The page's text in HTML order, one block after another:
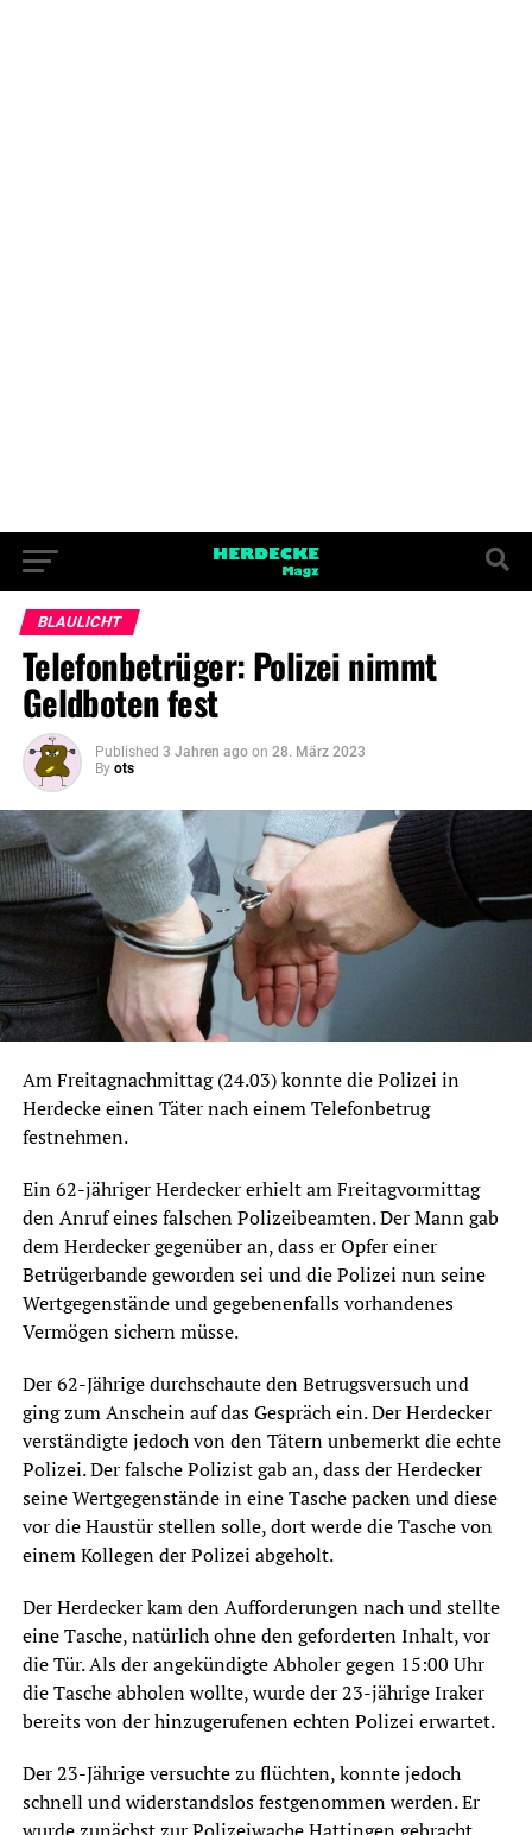
BLAULICHT
Telefonbetrüger: Polizei nimmt
Geldboten fest
Published 3 Jahren ago on 28. März 2023
By ots
Am Freitagnachmittag (24.03) konnte die Polizei in
Herdecke einen Täter nach einem Telefonbetrug
festnehmen.
Ein 62-jähriger Herdecker erhielt am Freitagvormittag
den Anruf eines falschen Polizeibeamten. Der Mann gab
dem Herdecker gegenüber an, dass er Opfer einer
Betrügerbande geworden sei und die Polizei nun seine
Wertgegenstände und gegebenenfalls vorhandenes
Vermögen sichern müsse.
Der 62-Jährige durchschaute den Betrugsversuch und
ging zum Anschein auf das Gespräch ein. Der Herdecker
verständigte jedoch von den Tätern unbemerkt die echte
Polizei. Der falsche Polizist gab an, dass der Herdecker
seine Wertgegenstände in eine Tasche packen und diese
vor die Haustür stellen solle, dort werde die Tasche von
einem Kollegen der Polizei abgeholt.
Der Herdecker kam den Aufforderungen nach und stellte
eine Tasche, natürlich ohne den geforderten Inhalt, vor
die Tür. Als der angekündigte Abholer gegen 15:00 Uhr
die Tasche abholen wollte, wurde der 23-jährige Iraker
bereits von der hinzugerufenen echten Polizei erwartet.
Der 23-Jährige versuchte zu flüchten, konnte jedoch
schnell und widerstandslos festgenommen werden. Er